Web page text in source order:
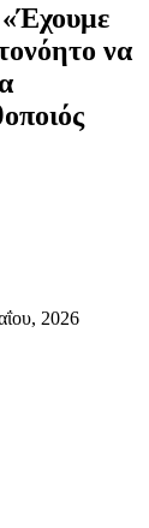
να
2026